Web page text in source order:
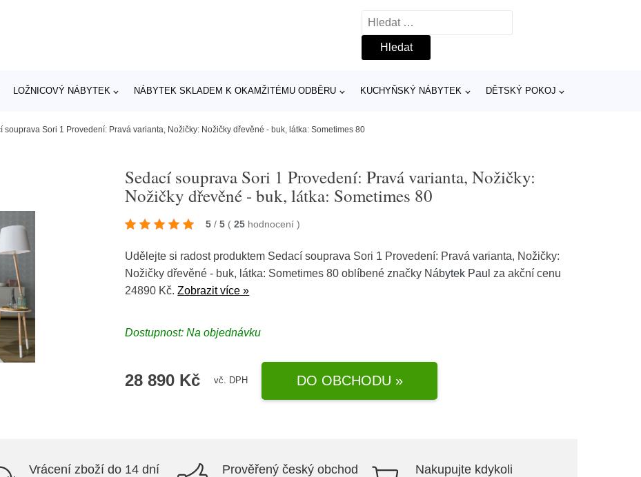
Vyhledávání
LOŽNICOVÝ NÁBYTEK NÁBYTEK SKLADEM K OKAMŽITÉMU ODBĚRU KUCHYŇSKÝ NÁBYTEK DĚTSKÝ POKOJ
souprava Sori 1 Provedení: Pravá varianta, Nožičky: Nožičky dřevěné - buk, látka: Sometimes 80
Sedací souprava Sori 1 Provedení: Pravá varianta, Nožičky:
Nožičky dřevěné - buk, látka: Sometimes 80
5 / 5 ( 25 hodnocení)
Udělejte si radost produktem Sedací souprava Sori 1 Provedení: Pravá varianta, Nožičky:
Nožičky dřevěné - buk, látka: Sometimes 80 oblíbené značky Nábytek Paul za akční cenu
24890 Kč.Zobrazit více »
Dostupnost: Na objednávku
28 890 Kč vč. DPH DO OBCHODU »
Vrácení zboží do 14 dní Prověřený český obchod Nakupujte kdykoli